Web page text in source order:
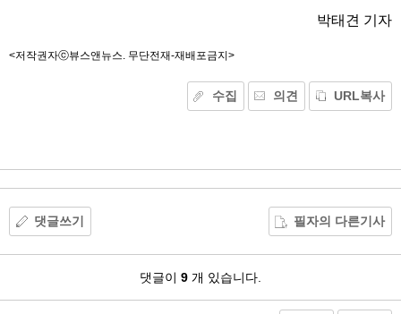
박태견 기자
<저작권자ⓒ뷰스앤뉴스. 무단전재-재배포금지>
수집 의견 URL복사
댓글쓰기 필자의 다른기사
글
댓글이 9 개 있습니다.